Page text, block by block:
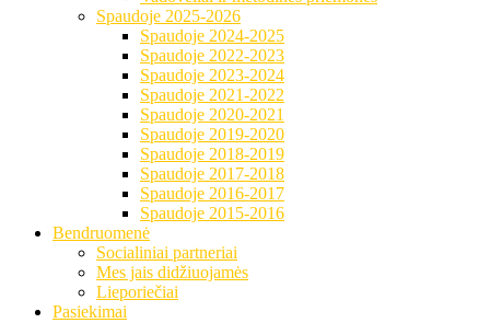
Spaudoje 2025-2026
Spaudoje 2024-2025
Spaudoje 2022-2023
Spaudoje 2023-2024
Spaudoje 2021-2022
Spaudoje 2020-2021
Spaudoje 2019-2020
Spaudoje 2018-2019
Spaudoje 2017-2018
Spaudoje 2016-2017
Spaudoje 2015-2016
Bendruomenė
Socialiniai partneriai
Mes jais didžiuojamės
Lieporiečiai
Pasiekimai